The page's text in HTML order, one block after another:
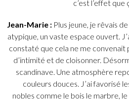
c’est l’effet que
Jean-Marie : Plus jeune, je rêvais
atypique, un vaste espace ouvert.
constaté que cela ne me convenait
d’intimité et de cloisonner.
scandinave. Une atmosphère
couleurs douces. J’ai favorisé
nobles comme le bois le marbre, le